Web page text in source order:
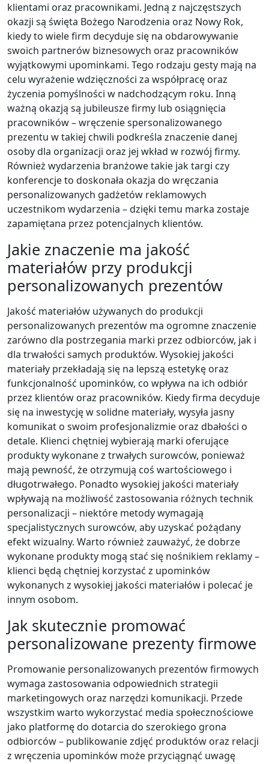
klientami oraz pracownikami. Jedną z najczęstszych
okazji są święta Bożego Narodzenia oraz Nowy Rok,
kiedy to wiele firm decyduje się na obdarowywanie
swoich partnerów biznesowych oraz pracowników
wyjątkowymi upominkami. Tego rodzaju gesty mają na
celu wyrażenie wdzięczności za współpracę oraz
życzenia pomyślności w nadchodzącym roku. Inną
ważną okazją są jubileusze firmy lub osiągnięcia
pracowników – wręczenie spersonalizowanego
prezentu w takiej chwili podkreśla znaczenie danej
osoby dla organizacji oraz jej wkład w rozwój firmy.
Również wydarzenia branżowe takie jak targi czy
konferencje to doskonała okazja do wręczania
personalizowanych gadżetów reklamowych
uczestnikom wydarzenia – dzięki temu marka zostaje
zapamiętana przez potencjalnych klientów.
Jakie znaczenie ma jakość
materiałów przy produkcji
personalizowanych prezentów
Jakość materiałów używanych do produkcji
personalizowanych prezentów ma ogromne znaczenie
zarówno dla postrzegania marki przez odbiorców, jak i
dla trwałości samych produktów. Wysokiej jakości
materiały przekładają się na lepszą estetykę oraz
funkcjonalność upominków, co wpływa na ich odbiór
przez klientów oraz pracowników. Kiedy firma decyduje
się na inwestycję w solidne materiały, wysyła jasny
komunikat o swoim profesjonalizmie oraz dbałości o
detale. Klienci chętniej wybierają marki oferujące
produkty wykonane z trwałych surowców, ponieważ
mają pewność, że otrzymują coś wartościowego i
długotrwałego. Ponadto wysokiej jakości materiały
wpływają na możliwość zastosowania różnych technik
personalizacji – niektóre metody wymagają
specjalistycznych surowców, aby uzyskać pożądany
efekt wizualny. Warto również zauważyć, że dobrze
wykonane produkty mogą stać się nośnikiem reklamy –
klienci będą chętniej korzystać z upominków
wykonanych z wysokiej jakości materiałów i polecać je
innym osobom.
Jak skutecznie promować
personalizowane prezenty firmowe
Promowanie personalizowanych prezentów firmowych
wymaga zastosowania odpowiednich strategii
marketingowych oraz narzędzi komunikacji. Przede
wszystkim warto wykorzystać media społecznościowe
jako platformę do dotarcia do szerokiego grona
odbiorców – publikowanie zdjęć produktów oraz relacji
z wręczenia upominków może przyciągnąć uwagę